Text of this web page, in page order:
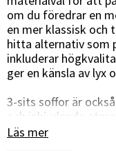
om du föredrar en
en mer klassisk
hitta alternativ som
inkluderar
ger en känsla av lyx
3-sits soffor är
och inbjudande
dem med
Läs mer